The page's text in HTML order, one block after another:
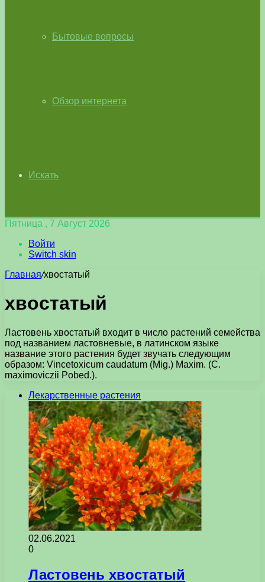
Бытовые вопросы
Обзор интернета
Искать
Пятница , 7 Август 2026
Войти
Switch skin
Главная/хвостатый
хвостатый
Ластовень хвостатый входит в число растений семейства
под названием ластовневые, в латинском языке
название этого растения будет звучать следующим
образом: Vincetoxicum caudatum (Mig.) Maxim. (C.
maximoviczii Pobed.).
Лекарственные растения
02.06.2021
0
Ластовень хвостатый